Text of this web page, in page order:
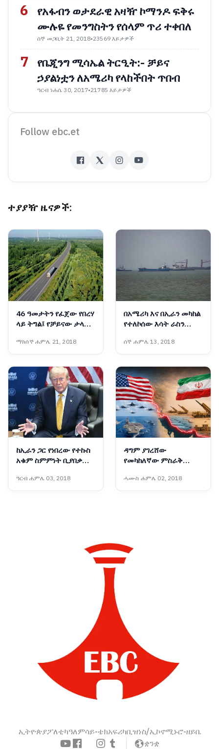
6
የአፋብን ወታደራዊ አዛዥ ኮማንዶ ፍቅሩ
ሙሉዬ የመንግስትን የሰላም ጥሪ ተቀበለ
ሰኞ መጋቢት 21, 2018•23569 እይታዎች
7
የቤጂንግ ሚሳኤል ትርዒት:- ቻይና
ኃያልነቷን ለአሜሪካ የላከችበት ጥበብ
ዓርብ ነሐሴ 30, 2017•21785 እይታዎች
Follow ebc.et
ተያያዥ ዜናዎች:
46 ዓመታትን የፈጀው የበረሃ
ላይ ትግል፤ የቻይናው ታላቁ
ስኬት
ማክሰኞ ሐምሌ 21, 2018
በአሜሪካ እና በኢራን መካከል
የተለኮሰው እሳት ራስን
ዓለም አቀፍ ተቋማት ጠየቁ
ሰኞ ሐምሌ 13, 2018
ከኢራን ጋር የነበረው የተኩስ
አቁም ስምምነት ቢያበቃም
ትወያያለች፦ ፕሬዝዳንት
ትራምፕ
ዓርብ ሐምሌ 03, 2018
ዳግም ያገረሸው
የመካከለኛው ምስራቅ
ሓሙስ ሐምሌ 02, 2018
ኢትዮጵያፖለቲካዓለምሳይ-ቴክአፍሪካቢዝነስ/ኢኮኖሚኑሮ-ዘይቤ
ቋንቋ